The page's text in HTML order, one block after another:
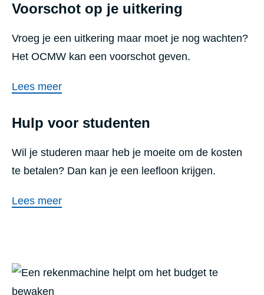
Voorschot op je uitkering
Vroeg je een uitkering maar moet je nog wachten?
Het OCMW kan een voorschot geven.
Lees meer
Hulp voor studenten
Wil je studeren maar heb je moeite om de kosten
te betalen? Dan kan je een leefloon krijgen.
Lees meer